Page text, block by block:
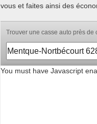
vous et faites ainsi des